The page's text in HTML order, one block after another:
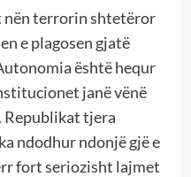
nën terrorin shtetëror
e plagosen gjatë
është hequr
janë vënë
Republikat tjera
ndodhur ndonjë gjë e
fort seriozisht lajmet